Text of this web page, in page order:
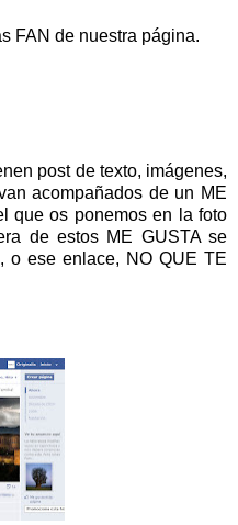
FAN de nuestra página.
post de texto, imágenes,
acompañados de un ME
que os ponemos en la foto
de estos ME GUSTA se
o ese enlace, NO QUE TE